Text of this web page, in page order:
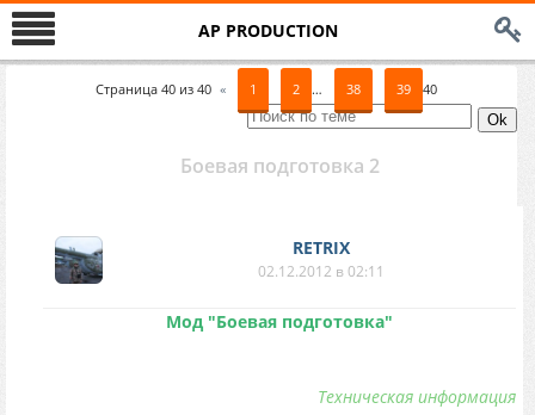
AP PRODUCTION
Страница 40из 40 « 1 2 … 38 39 40
Боевая подготовка 2
RETRIX
02.12.2012 в 02:11
Мод "Боевая подготовка"
Техническая информация